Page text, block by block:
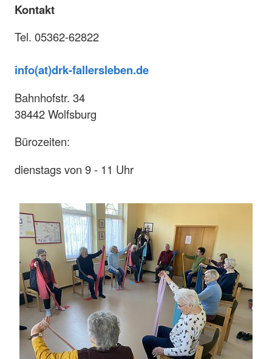
Kontakt
Tel. 05362-62822
info(at)drk-fallersleben.de
Bahnhofstr. 34
38442 Wolfsburg
Bürozeiten:
dienstags von 9 - 11 Uhr